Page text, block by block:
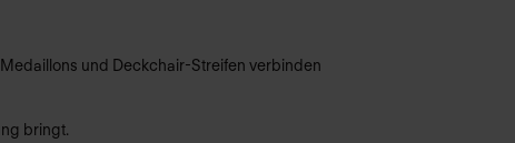
und Deckchair-Streifen verbinden
bringt.